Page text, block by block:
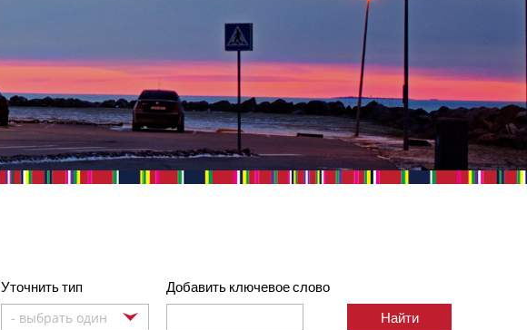
Уточнить тип
- выбрать один или несколько –
Добавить ключевое слово